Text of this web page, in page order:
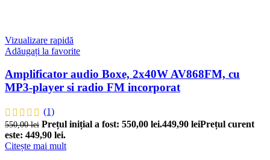
Vizualizare rapidă
Adăugați la favorite
Amplificator audio Boxe, 2x40W AV868FM, cu
MP3-player si radio FM incorporat
(1)
550,00lei Prețul inițial a fost: 550,00 lei.449,90 leiPrețul curent
este: 449,90 lei.
Citește mai mult